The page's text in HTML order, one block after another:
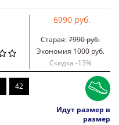
6990 руб.
Старая:7990 руб.
Экономия 1000 руб.
Скидка -13%
42
Идут размер в
размер